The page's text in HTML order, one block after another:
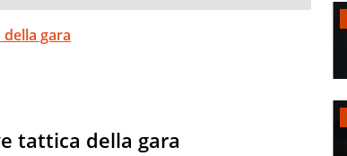
gara
tattica della gara